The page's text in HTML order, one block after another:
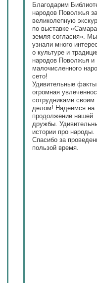
Благодарим
народов Поволжья
великолепную
по выставке
земля согласия». Мы
узнали много
о культуре и
народов Поволжья и
малочисленного
сето!
Удивительные
огромная
сотрудниками своим
делом! Надеемся на
продолжение нашей
дружбы.
истории про народы.
Спасибо за
пользой время.